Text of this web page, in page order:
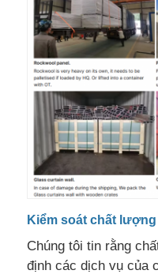
Kiểm soát chất lượng
Chúng tôi tin rằng
định các dịch vụ của